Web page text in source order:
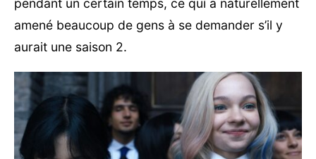
amené beaucoup de gens à se demander s’il y
aurait une saison 2.